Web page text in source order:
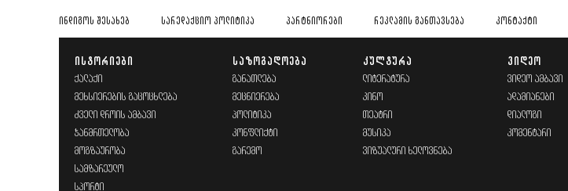
ᲘᲜᲓᲘᲒᲝᲡ ᲨᲔᲡᲐᲮᲔᲑ ᲡᲐᲠᲔᲓᲐᲥᲪᲘᲝ ᲞᲝᲚᲘᲢᲘᲙᲐ ᲞᲐᲠᲢᲜᲘᲝᲠᲔᲑᲘ ᲠᲔᲙᲚᲐᲛᲘᲡ ᲒᲐᲜᲗᲐᲕᲡᲔᲑᲐ ᲙᲝᲜᲢᲐᲥᲢᲘ
ᲘᲡᲢᲝᲠᲘᲔᲑᲘ
ᲥᲐᲚᲐᲥᲘ
ᲛᲔᲮᲡᲘᲔᲠᲔᲑᲘᲡ ᲒᲐᲪᲝᲪᲮᲚᲔᲑᲐ
ᲫᲕᲔᲚᲘ ᲓᲠᲝᲘᲡ ᲐᲛᲑᲐᲕᲘ
ᲯᲐᲜᲛᲠᲗᲔᲚᲝᲑᲐ
ᲛᲝᲒᲖᲐᲣᲠᲝᲑᲐ
ᲡᲐᲛᲖᲐᲠᲔᲣᲚᲝ
ᲡᲞᲝᲠᲢᲘ
ᲡᲐᲖᲝᲒᲐᲓᲝᲔᲑᲐ
ᲒᲐᲜᲐᲗᲚᲔᲑᲐ
ᲛᲔᲪᲜᲘᲔᲠᲔᲑᲐ
ᲞᲝᲚᲘᲢᲘᲙᲐ
ᲙᲝᲜᲤᲚᲘᲥᲢᲘ
ᲒᲐᲠᲔᲛᲝ
ᲙᲣᲚᲢᲣᲠᲐ
ᲚᲘᲢᲔᲠᲐᲢᲣᲠᲐ
ᲙᲘᲜᲝ
ᲗᲔᲐᲢᲠᲘ
ᲛᲣᲡᲘᲙᲐ
ᲕᲘᲖᲣᲐᲚᲣᲠᲘ ᲮᲔᲚᲝᲕᲜᲔᲑᲐ
ᲕᲘᲓᲔᲝ
ᲕᲘᲓᲔᲝ ᲐᲛᲑᲐᲕᲘ
ᲐᲓᲐᲛᲘᲐᲜᲔᲑᲘ
ᲓᲘᲐᲚᲝᲒᲘ
ᲙᲝᲛᲔᲜᲢᲐᲠᲘ